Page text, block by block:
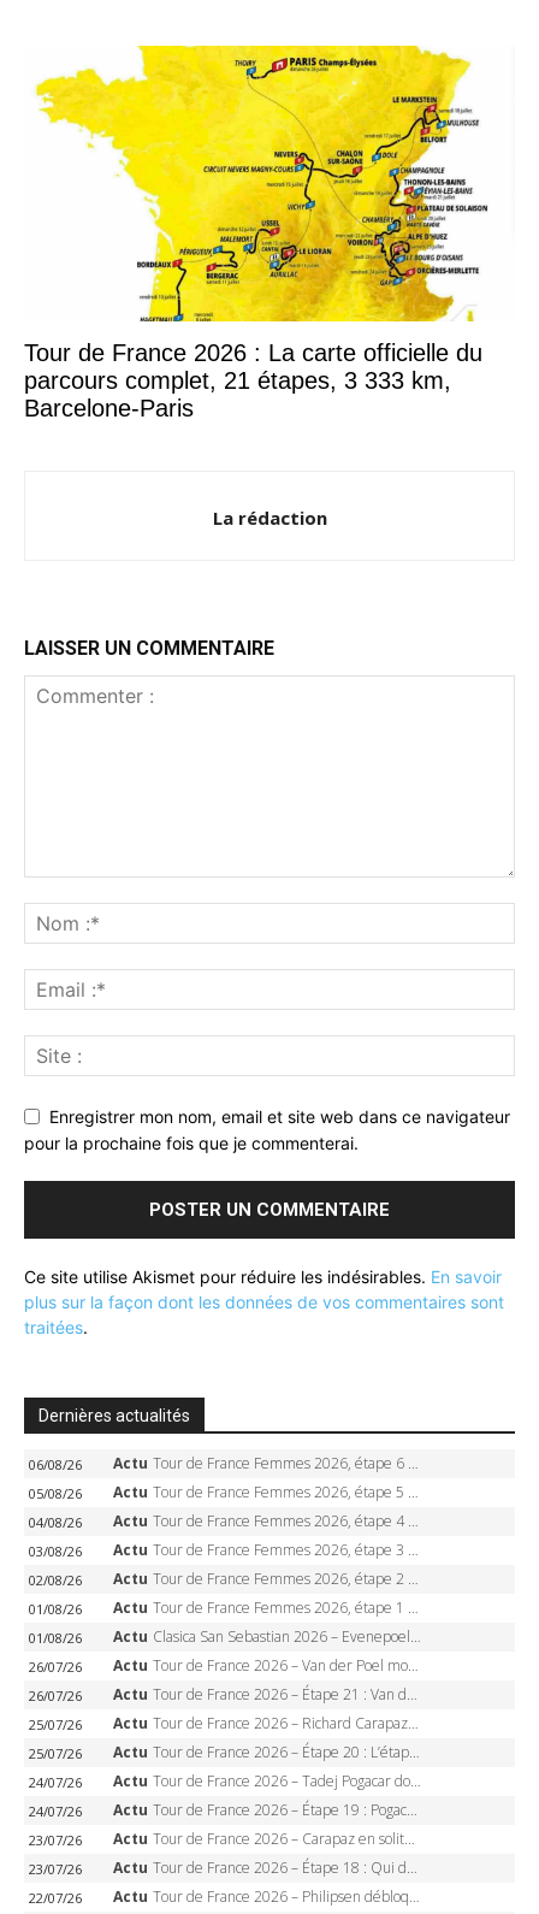
Tour de France 2026 : La carte officielle du
parcours complet, 21 étapes, 3 333 km,
Barcelone-Paris
La rédaction
LAISSER UN COMMENTAIRE
Enregistrer mon nom, email et site web dans ce navigateur
pour la prochaine fois que je commenterai.
Ce site utilise Akismet pour réduire les indésirables. En savoir
plus sur la façon dont les données de vos commentaires sont
traitées.
Dernières actualités
06/08/26 Actu Tour de France Femmes 2026, étape 6 – Kim Le Court-Pienaar gagne à Tournon, Reusser en jaune
05/08/26 Actu Tour de France Femmes 2026, étape 5 – Demi Vollering gagne à Belleville, Reusser en jaune, Ferrand-Prévot coule
04/08/26 Actu Tour de France Femmes 2026, étape 4 – Marlen Reusser écrase le chrono, Ferrand-Prévot en crise
03/08/26 Actu Tour de France Femmes 2026, étape 3 – Sigrid Haugset en solitaire, 88 km d’échappée, maillot jaune
02/08/26 Actu Tour de France Femmes 2026, étape 2 – Lorena Wiebes doublé à Genève, Markus héroïque, 7e record
01/08/26 Actu Tour de France Femmes 2026, étape 1 – Lorena Wiebes intouchable à Lausanne, premier maillot jaune
01/08/26 Actu Clasica San Sebastian 2026 – Evenepoel recordman, 4e victoire, Carapaz battu au sprint
26/07/26 Actu Tour de France 2026 – Van der Poel monumental à Paris, Pogacar égale le record des cinq sacres
26/07/26 Actu Tour de France 2026 – Étape 21 : Van der Poel, Pogacar, qui succédera à Wout van Aert sur les Champs-Elysées ?
25/07/26 Actu Tour de France 2026 – Richard Carapaz roi des Alpes, doublé et maillot à pois, Seixas perd le podium
25/07/26 Actu Tour de France 2026 – Étape 20 : L’étape reine, Galibier, Sarenne, Alpe d’Huez, qui succédera à Pogacar ?
24/07/26 Actu Tour de France 2026 – Tadej Pogacar dompte l’Alpe d’Huez, 5e victoire, record de Pantani pulvérisé
24/07/26 Actu Tour de France 2026 – Étape 19 : Pogacar peut-il enfin dompter l’Alpe d’Huez ?
23/07/26 Actu Tour de France 2026 – Carapaz en solitaire à Orcières-Merlette, Paret-Peintre à un point du maillot à pois
23/07/26 Actu Tour de France 2026 – Étape 18 : Qui domptera Orcières-Merlette, première marche vers l’Alpe d’Huez ?
22/07/26 Actu Tour de France 2026 – Philipsen débloque son compteur à Voiron, Pedersen en danger pour le maillot vert